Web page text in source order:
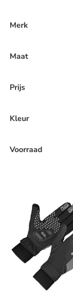
Merk
Maat
Prijs
Kleur
Voorraad